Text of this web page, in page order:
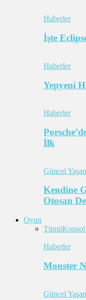
Haberler
İşte
Haberler
Yepyeni
Haberler
İlk
Güncel
Kendine
Otosan
Oyun
Tümü
Haberler
Monster
Güncel